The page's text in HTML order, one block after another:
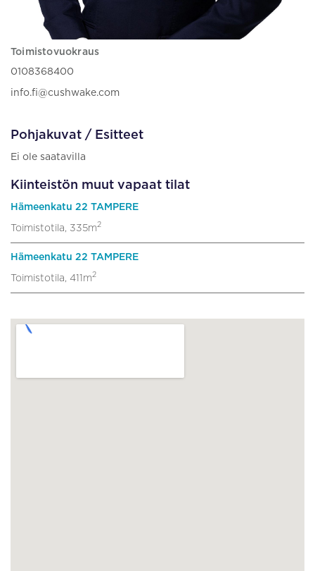
Toimistovuokraus
0108368400
info.fi@cushwake.com
Pohjakuvat / Esitteet
Ei ole saatavilla
Kiinteistön muut vapaat tilat
Hämeenkatu 22 TAMPERE
Toimistotila, 335m2
Hämeenkatu 22 TAMPERE
Toimistotila, 411m2